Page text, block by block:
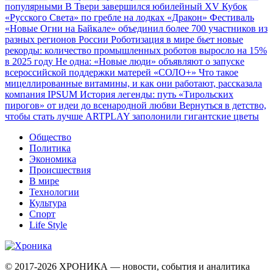
популярными В Твери завершился юбилейный XV Кубок
«Русского Света» по гребле на лодках «Дракон» Фестиваль
«Новые Огни на Байкале» объединил более 700 участников из
разных регионов России Роботизация в мире бьет новые
рекорды: количество промышленных роботов выросло на 15%
в 2025 году Не одна: «Новые люди» объявляют о запуске
всероссийской поддержки матерей «СОЛО+» Что такое
мицеллированные витамины, и как они работают, рассказала
компания IPSUM История легенды: путь «Тирольских
пирогов» от идеи до всенародной любви Вернуться в детство,
чтобы стать лучше ARTPLAY заполонили гигантские цветы
Общество
Политика
Экономика
Происшествия
В мире
Технологии
Культура
Спорт
Life Style
© 2017-2026 ХРОНИКА — новости, события и аналитика